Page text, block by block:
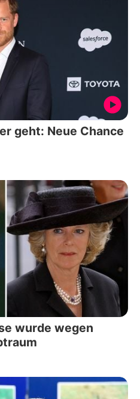
geht: Neue Chance
wurde wegen